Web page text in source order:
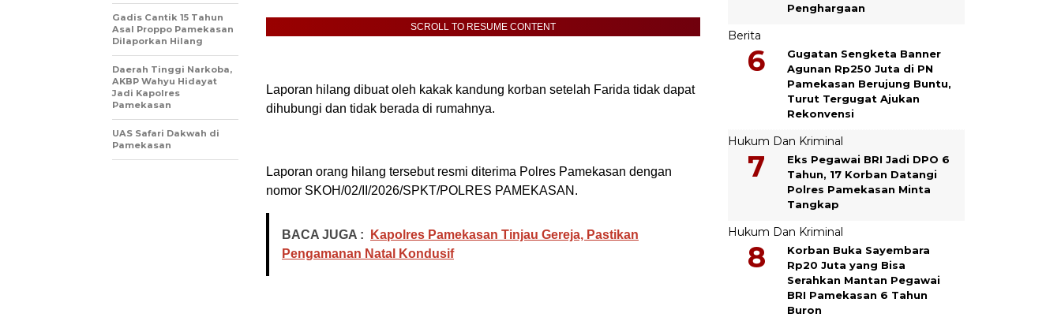
SCROLL TO RESUME CONTENT
Laporan hilang dibuat oleh kakak kandung korban setelah Farida tidak dapat
dihubungi dan tidak berada di rumahnya.
Laporan orang hilang tersebut resmi diterima Polres Pamekasan dengan
nomor SKOH/02/II/2026/SPKT/POLRES PAMEKASAN.
BACA JUGA :
Kapolres Pamekasan Tinjau Gereja, Pastikan
Pengamanan Natal Kondusif
Gadis Cantik 15 Tahun
Asal Proppo Pamekasan
Dilaporkan Hilang
Daerah Tinggi Narkoba,
AKBP Wahyu Hidayat
Jadi Kapolres
Pamekasan
UAS Safari Dakwah di
Pamekasan
Penghargaan
Berita
Gugatan Sengketa Banner
Agunan Rp250 Juta di PN
Pamekasan Berujung Buntu,
Turut Tergugat Ajukan
Rekonvensi
Hukum Dan Kriminal
Eks Pegawai BRI Jadi DPO 6
Tahun, 17 Korban Datangi
Polres Pamekasan Minta
Tangkap
Hukum Dan Kriminal
Korban Buka Sayembara
Rp20 Juta yang Bisa
Serahkan Mantan Pegawai
BRI Pamekasan 6 Tahun
Buron